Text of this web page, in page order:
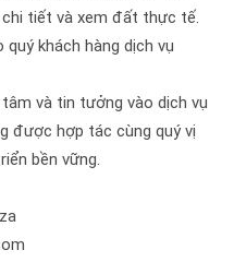
tiết và xem đất thực tế.
khách hàng dịch vụ
và tin tưởng vào dịch vụ
được hợp tác cùng quý vị
bền vững.